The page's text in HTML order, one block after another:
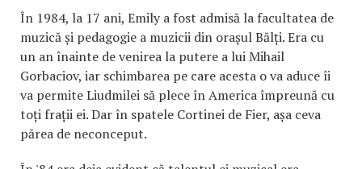
În 1984, la 17 ani, Emily a fost admisă la facultatea de
muzică și pedagogie a muzicii din orașul Bălți. Era cu
un an înainte de venirea la putere a lui Mihail
Gorbaciov, iar schimbarea pe care acesta o va aduce îi
va permite Liudmilei să plece în America împreună cu
toți frații ei. Dar în spatele Cortinei de Fier, așa ceva
părea de neconceput.